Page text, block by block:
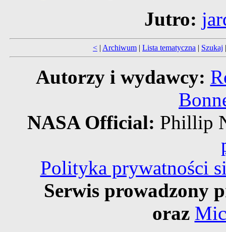
Jutro:
< | Archiwum | Lista tematyczna | Szukaj
Autorzy i wydawcy:
NASA Official: Phillip
Polityka prywatności
Serwis prowadzony
oraz